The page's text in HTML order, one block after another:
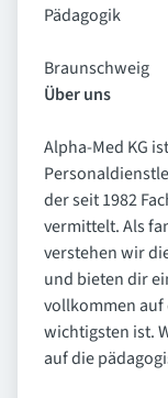
Pädagogik
Braunschweig
Über uns
Alpha-Med KG
der seit 1982
vermittelt. Als
verstehen wir
und bieten dir
vollkommen auf
wichtigsten ist.
auf die